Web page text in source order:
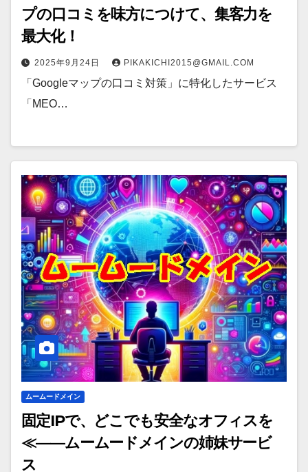
プの口コミを味方につけて、集客力を
最大化！
2025年9月24日 PIKAKICHI2015@GMAIL.COM
「Googleマップの口コミ対策」に特化したサービス
「MEO…
ムームードメイン
固定IPで、どこでも安全なオフィスを
≪——ムームードメインの姉妹サービ
ス